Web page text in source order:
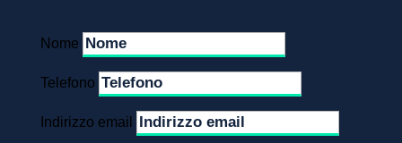
Nome
Telefono
Indirizzo email